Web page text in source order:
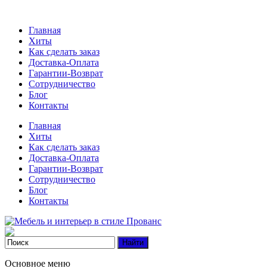
Главная
Хиты
Как сделать заказ
Доставка-Оплата
Гарантии-Возврат
Сотрудничество
Блог
Контакты
Главная
Хиты
Как сделать заказ
Доставка-Оплата
Гарантии-Возврат
Сотрудничество
Блог
Контакты
Основное меню